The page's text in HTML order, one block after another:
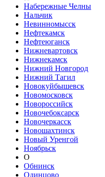
Набережные Челны
Нальчик
Невинномысск
Нефтекамск
Нефтеюганск
Нижневартовск
Нижнекамск
Нижний Новгород
Нижний Тагил
Новокуйбышевск
Новомосковск
Новороссийск
Новочебоксарск
Новочеркасск
Новошахтинск
Новый Уренгой
Ноябрьск
О
Обнинск
Одинцово